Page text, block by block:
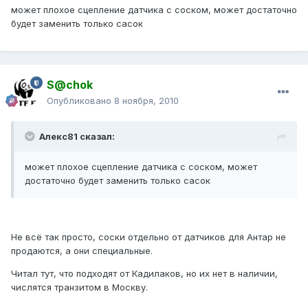
может плохое сцепление датчика с соском, может достаточно
будет заменить только сасок
S@chok
Опубликовано 8 ноября, 2010
Алекс81 сказал:
может плохое сцепление датчика с соском, может
достаточно будет заменить только сасок
Не всё так просто, соски отдельно от датчиков для Антар не
продаются, а они специальные.
Читал тут, что подходят от Кадилаков, но их нет в наличии,
числятся транзитом в Москву.